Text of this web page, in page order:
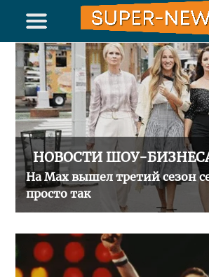
НОВОСТИ ШОУ-
На Max вышел третий сезон
просто так